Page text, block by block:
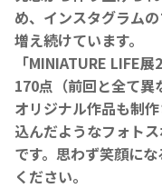
め、インスタグラム
増え続けています。
「MINIATURE LIFE
170点（前回と全て異
オリジナル作品も制
込んだようなフォト
です。思わず笑顔に
ください。